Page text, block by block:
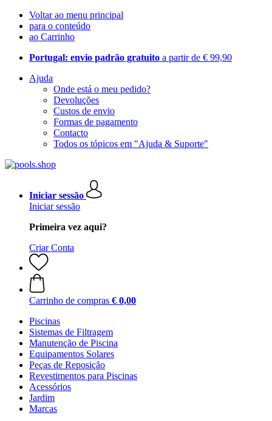
Voltar ao menu principal
para o conteúdo
ao Carrinho
Portugal: envio padrão gratuito a partir de € 99,90
Ajuda
Onde está o meu pedido?
Devoluções
Custos de envio
Formas de pagamento
Contacto
Todos os tópicos em "Ajuda & Suporte"
Iniciar sessão
Iniciar sessão
Primeira vez aqui?
Criar Conta
Carrinho de compras € 0,00
Piscinas
Sistemas de Filtragem
Manutenção de Piscina
Equipamentos Solares
Peças de Reposição
Revestimentos para Piscinas
Acessórios
Jardim
Marcas